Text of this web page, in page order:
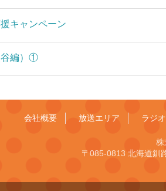
キャンペーン
谷編）①
会社概要 放送エリア ラジ
株
〒085-0813 北海道釧